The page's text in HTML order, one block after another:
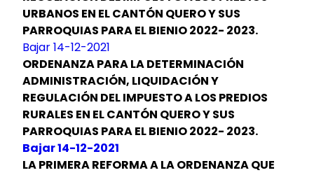
URBANOS EN EL CANTÓN QUERO Y SUS
PARROQUIAS PARA EL BIENIO 2022- 2023.
Bajar 14-12-2021
ORDENANZA PARA LA DETERMINACIÓN
ADMINISTRACIÓN, LIQUIDACIÓN Y
REGULACIÓN DEL IMPUESTO A LOS PREDIOS
RURALES EN EL CANTÓN QUERO Y SUS
PARROQUIAS PARA EL BIENIO 2022- 2023.
Bajar 14-12-2021
LA PRIMERA REFORMA A LA ORDENANZA QUE